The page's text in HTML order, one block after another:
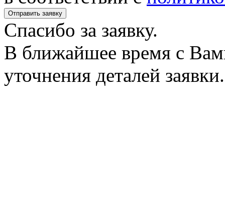
Спасибо за заявку.
В ближайшее время с
уточнения деталей заявки.